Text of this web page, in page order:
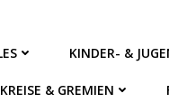
KINDER- &
& GREMIEN